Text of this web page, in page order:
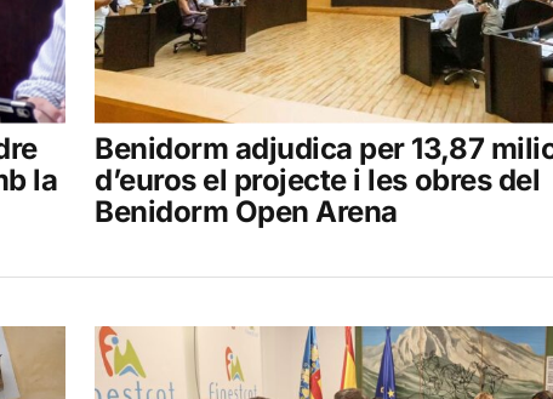
la
Benidorm adjudica per 13,87
d’euros el projecte i les obres del
Benidorm Open Arena